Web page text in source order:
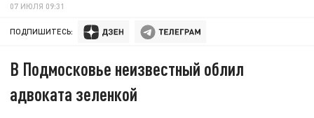
07 ИЮЛЯ 09:31
ПОДПИШИТЕСЬ:
В Подмосковье неизвестный облил
адвоката зеленкой